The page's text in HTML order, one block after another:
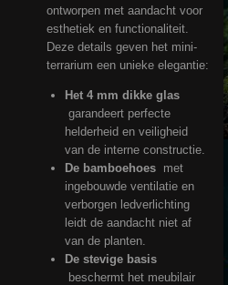
ontworpen met aandacht voor
esthetiek en functionaliteit.
Deze details geven het mini-
terrarium een ​​unieke elegantie:
Het 4 mm dikke glas
garandeert perfecte
helderheid en veiligheid
van de interne constructie.
De bamboehoesmet
ingebouwde ventilatie en
verborgen ledverlichting
leidt de aandacht niet af
van de planten.
De stevige basis
beschermt het meubilair